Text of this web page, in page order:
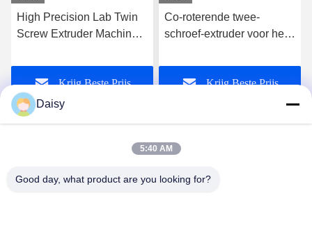
High Precision Lab Twin
Screw Extruder Machine
Granulatie Lijn
Krijg Beste Prijs
Co-roterende twee-
schroef-extruder voor het
meesterbatches met een
hoge vulstofKrijg Beste Prijs
Nanjing Henglande Machinery Technology Co.,
Daisy
5:40 AM
Good day, what product are you looking for?